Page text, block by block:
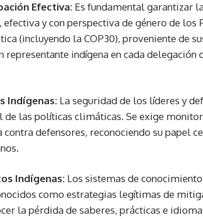
Efectiva: Es fundamental garantizar
y con perspectiva de género de los
(incluyendo la COP30), proveniente de
representante indígena en cada delegación
Indígenas: La seguridad de los líderes y
de las políticas climáticas. Se exige
defensores, reconociendo su papel
Indígenas: Los sistemas de
como estrategias legítimas de
la pérdida de saberes, prácticas e